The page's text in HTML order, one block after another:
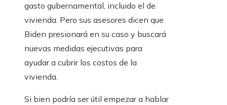
gasto gubernamental, incluido el de
vivienda. Pero sus asesores dicen que
Biden presionará en su caso y buscará
nuevas medidas ejecutivas para
ayudar a cubrir los costos de la
vivienda.
Si bien podría ser útil empezar a hablar